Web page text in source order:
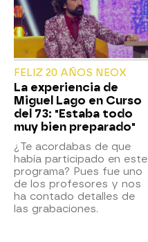
FELIZ 20 AÑOS NEOX
La experiencia de
Miguel Lago en Curso
del 73: "Estaba todo
muy bien preparado"
¿Te acordabas de que
había participado en este
programa? Pues fue uno
de los profesores y nos
ha contado detalles de
las grabaciones.